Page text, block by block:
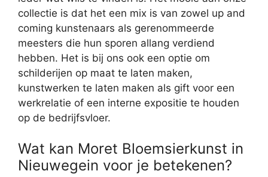
collectie is dat het een mix is van zowel up and
coming kunstenaars als gerenommeerde
meesters die hun sporen allang verdiend
hebben. Het is bij ons ook een optie om
schilderijen op maat te laten maken,
kunstwerken te laten maken als gift voor een
werkrelatie of een interne expositie te houden
op de bedrijfsvloer.
Wat kan Moret Bloemsierkunst in
Nieuwegein voor je betekenen?